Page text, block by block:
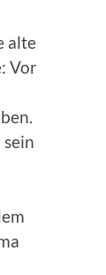
alte
Vor